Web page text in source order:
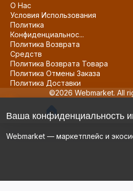
О Нас
Условия Использования
Политика
Конфиденциальнос...
Политика Возврата
Средств
Политика Возврата Товара
Политика Отмены Заказа
Политика Доставки
©2026 Webmarket. All
Ваша конфиденциальность
Webmarket — маркетплейс и